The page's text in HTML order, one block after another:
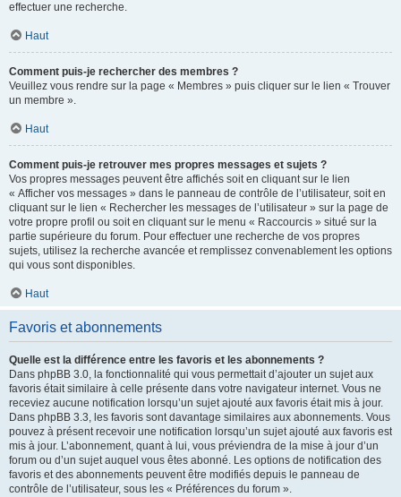
effectuer une recherche.
Haut
Comment puis-je rechercher des membres ?
Veuillez vous rendre sur la page « Membres » puis cliquer sur le lien « Trouver
un membre ».
Haut
Comment puis-je retrouver mes propres messages et sujets ?
Vos propres messages peuvent être affichés soit en cliquant sur le lien
« Afficher vos messages » dans le panneau de contrôle de l’utilisateur, soit en
cliquant sur le lien « Rechercher les messages de l’utilisateur » sur la page de
votre propre profil ou soit en cliquant sur le menu « Raccourcis » situé sur la
partie supérieure du forum. Pour effectuer une recherche de vos propres
sujets, utilisez la recherche avancée et remplissez convenablement les options
qui vous sont disponibles.
Haut
Favoris et abonnements
Quelle est la différence entre les favoris et les abonnements ?
Dans phpBB 3.0, la fonctionnalité qui vous permettait d’ajouter un sujet aux
favoris était similaire à celle présente dans votre navigateur internet. Vous ne
receviez aucune notification lorsqu’un sujet ajouté aux favoris était mis à jour.
Dans phpBB 3.3, les favoris sont davantage similaires aux abonnements. Vous
pouvez à présent recevoir une notification lorsqu’un sujet ajouté aux favoris est
mis à jour. L’abonnement, quant à lui, vous préviendra de la mise à jour d’un
forum ou d’un sujet auquel vous êtes abonné. Les options de notification des
favoris et des abonnements peuvent être modifiés depuis le panneau de
contrôle de l’utilisateur, sous les « Préférences du forum ».